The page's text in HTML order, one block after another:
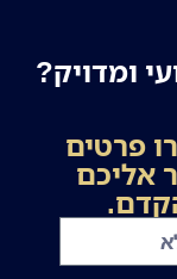
ומדויק?
פרטים
אליכם